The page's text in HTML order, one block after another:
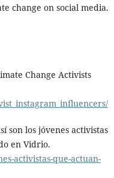
change on social media.
Change Activists
son los jóvenes activistas
en Vidrio.
activistas-que-actuan-